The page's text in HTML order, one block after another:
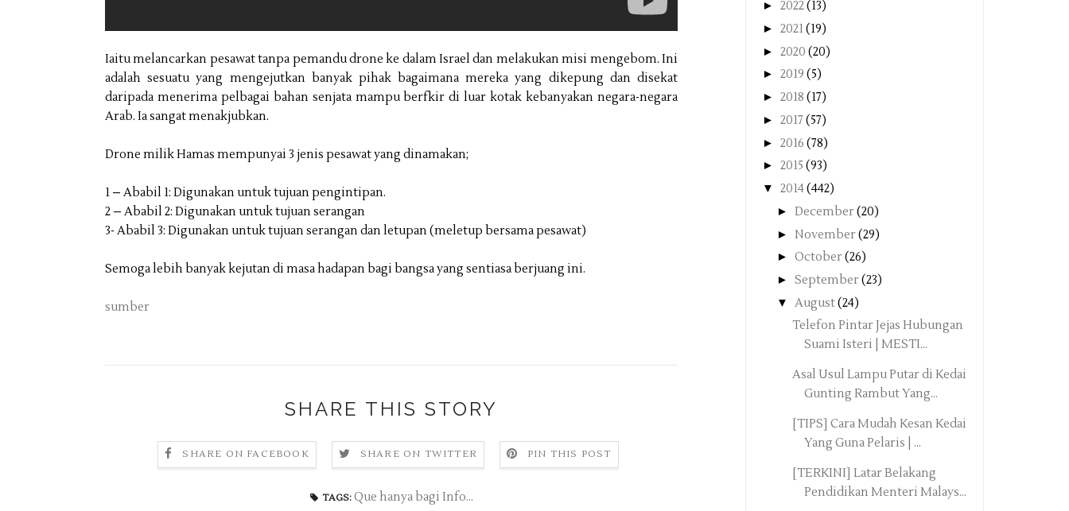
Iaitu melancarkan pesawat tanpa pemandu drone ke dalam Israel dan melakukan misi mengebom. Ini
adalah sesuatu yang mengejutkan banyak pihak bagaimana mereka yang dikepung dan disekat
daripada menerima pelbagai bahan senjata mampu berfkir di luar kotak kebanyakan negara-negara
Arab. Ia sangat menakjubkan.
Drone milik Hamas mempunyai 3 jenis pesawat yang dinamakan;
1 – Ababil 1: Digunakan untuk tujuan pengintipan.
2 – Ababil 2: Digunakan untuk tujuan serangan
3- Ababil 3: Digunakan untuk tujuan serangan dan letupan (meletup bersama pesawat)
Semoga lebih banyak kejutan di masa hadapan bagi bangsa yang sentiasa berjuang ini.
sumber
SHARE THIS STORY
SHARE ON FACEBOOK SHARE ON TWITTER PIN THIS POST
TAGS: Que hanya bagi Info...
► 2022(13)
► 2021(19)
► 2020 (20)
► 2019 (5)
► 2018 (17)
► 2017 (57)
► 2016 (78)
► 2015 (93)
▼ 2014(442)
► December(20)
► November(29)
► October(26)
► September(23)
▼ August(24)
Telefon Pintar Jejas Hubungan
Suami Isteri | MESTI...
Asal Usul Lampu Putar di Kedai
Gunting Rambut Yang...
[TIPS] Cara Mudah Kesan Kedai
Yang Guna Pelaris | ...
[TERKINI] Latar Belakang
Pendidikan Menteri Malays...